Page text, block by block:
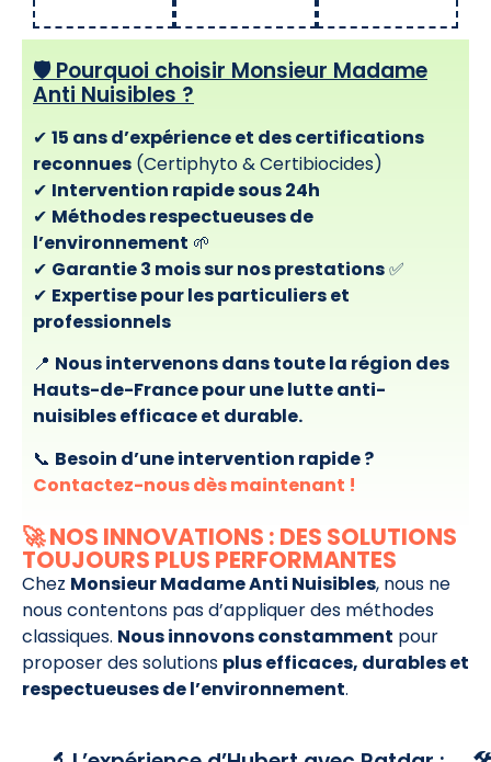
🛡️ Pourquoi choisir Monsieur Madame
Anti Nuisibles ?
✔ 15 ans d’expérience et des certifications
reconnues (Certiphyto & Certibiocides)
✔ Intervention rapide sous 24h
✔ Méthodes respectueuses de
l’environnement 🌱
✔ Garantie 3 mois sur nos prestations✅
✔ Expertise pour les particuliers et
professionnels
📍 Nous intervenons dans toute la région des
Hauts-de-France pour une lutte anti-
nuisibles efficace et durable.
📞 Besoin d’une intervention rapide ?
Contactez-nous dès maintenant !
🚀 NOS INNOVATIONS : DES SOLUTIONS
TOUJOURS PLUS PERFORMANTES
Chez Monsieur Madame Anti Nuisibles, nous ne
nous contentons pas d’appliquer des méthodes
classiques. Nous innovons constamment pour
proposer des solutions plus efficaces, durables et
respectueuses de l’environnement.